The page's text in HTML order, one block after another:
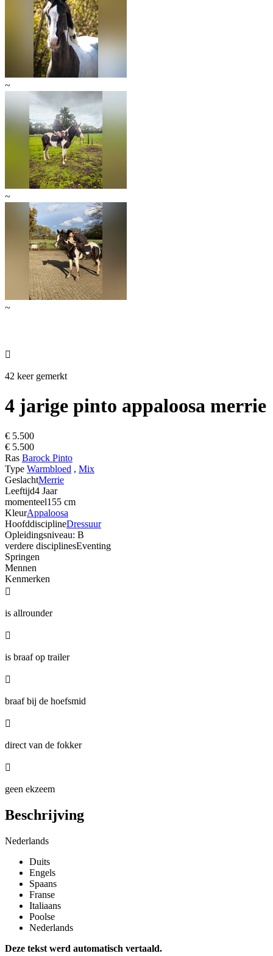
~
~
~

42 keer gemerkt
4 jarige pinto appaloosa merrie
€ 5.500
€ 5.500
Ras Barock Pinto
Type Warmbloed , Mix
GeslachtMerrie
Leeftijd4 Jaar
momenteel155 cm
KleurAppaloosa
HoofddisciplineDressuur
Opleidingsniveau: B
verdere disciplinesEventing
Springen
Mennen
Kenmerken

is allrounder

is braaf op trailer

braaf bij de hoefsmid

direct van de fokker

geen ekzeem
Beschrijving
Nederlands
Duits
Engels
Spaans
Franse
Italiaans
Poolse
Nederlands
Deze tekst werd automatisch vertaald.